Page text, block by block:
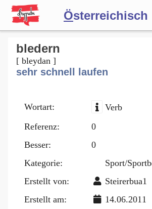
Österreichisch
Wörterbuch
Forum
Blog
bledern
[ bleydan ]
sehr schnell laufen
Wortart:
Verb
Referenz:
0
Besser:
0
Kategorie:
Sport/
Erstellt von:
Steirerbua1
Erstellt am:
14.06.2011